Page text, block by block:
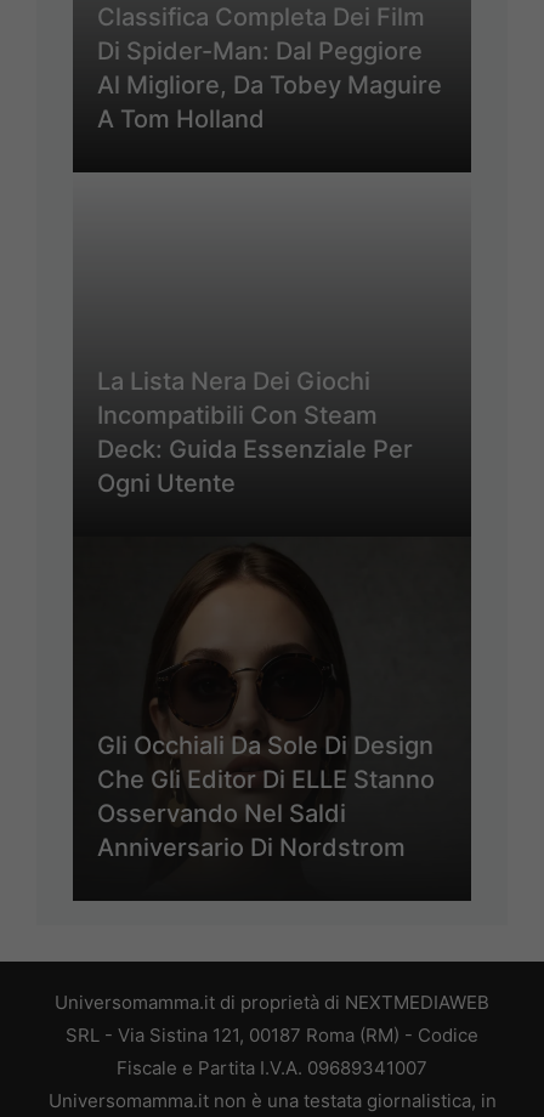
Classifica Completa Dei Film
Di Spider-Man: Dal Peggiore
Al Migliore, Da Tobey Maguire
A Tom Holland
La Lista Nera Dei Giochi
Incompatibili Con Steam
Deck: Guida Essenziale Per
Ogni Utente
Gli Occhiali Da Sole Di Design
Che Gli Editor Di ELLE Stanno
Osservando Nel Saldi
Anniversario Di Nordstrom
Universomamma.it di proprietà di NEXTMEDIAWEB
SRL - Via Sistina 121, 00187 Roma (RM) - Codice
Fiscale e Partita I.V.A. 09689341007
Universomamma.it non è una testata giornalistica, in